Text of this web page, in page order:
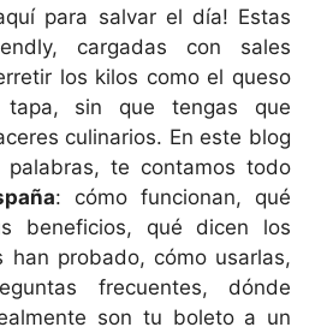
para salvar el día! Estas
cargadas con sales
los kilos como el queso
sin que tengas que
culinarios. En este blog
te contamos todo
: cómo funcionan, qué
beneficios, qué dicen los
han probado, cómo usarlas,
frecuentes, dónde
son tu boleto a un